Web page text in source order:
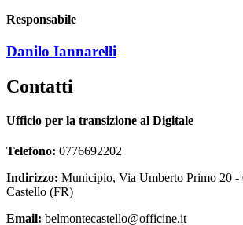
Responsabile
Danilo Iannarelli
Contatti
Ufficio per la transizione al Digitale
Telefono: 0776692202
Indirizzo: Municipio, Via Umberto Primo 20 -
Castello (FR)
Email: belmontecastello@officine.it